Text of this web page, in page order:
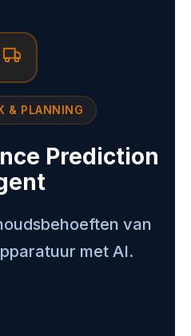
& PLANNING
Prediction
van
met AI.